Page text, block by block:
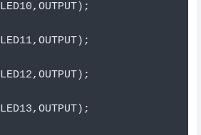
LED10, OUTPUT);
LED11, OUTPUT);
LED12, OUTPUT);
LED13, OUTPUT);